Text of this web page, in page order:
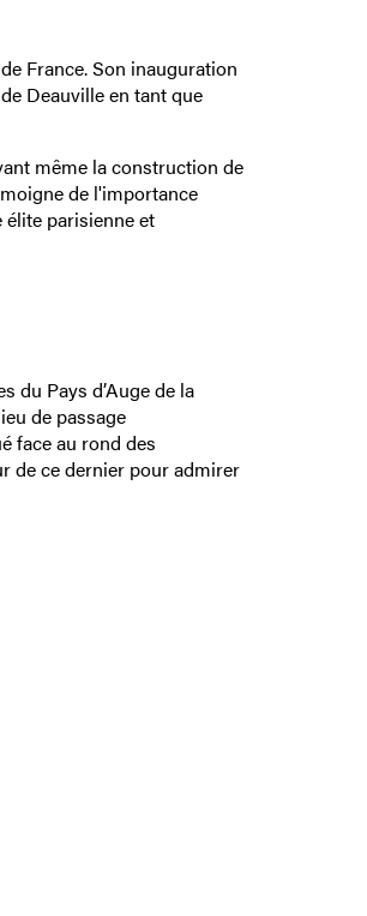
France. Son inauguration
Deauville en tant que
même la construction de
de l'importance
parisienne et
du Pays d’Auge de la
de passage
face au rond des
de ce dernier pour admirer